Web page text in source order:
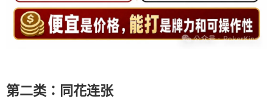
第二类：同花连张